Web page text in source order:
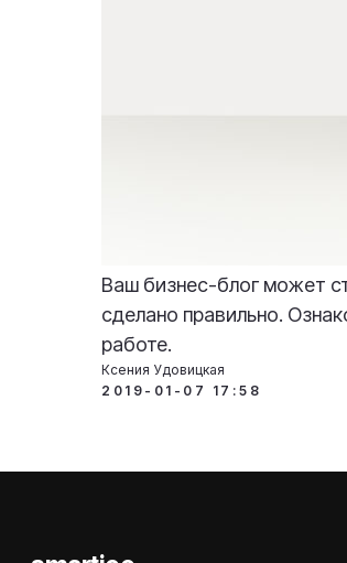
Ваш бизнес-блог может
сделано правильно.
работе.
Ксения Удовицкая
2019-01-07 17:58